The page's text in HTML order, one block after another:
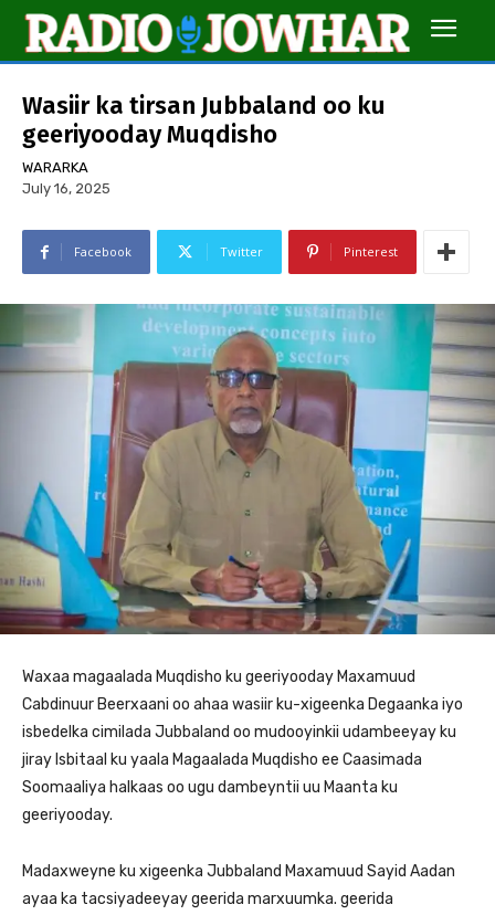
Wasiir ka tirsan Jubbaland oo ku
geeriyooday Muqdisho
WARARKA
July 16, 2025
Facebook Twitter Pinterest
Waxaa magaalada Muqdisho ku geeriyooday Maxamuud
Cabdinuur Beerxaani oo ahaa wasiir ku-xigeenka Degaanka iyo
isbedelka cimilada Jubbaland oo mudooyinkii udambeeyay ku
jiray Isbitaal ku yaala Magaalada Muqdisho ee Caasimada
Soomaaliya halkaas oo ugu dambeyntii uu Maanta ku
geeriyooday.
Madaxweyne ku xigeenka Jubbaland Maxamuud Sayid Aadan
ayaa ka tacsiyadeeyay geerida marxuumka. geerida